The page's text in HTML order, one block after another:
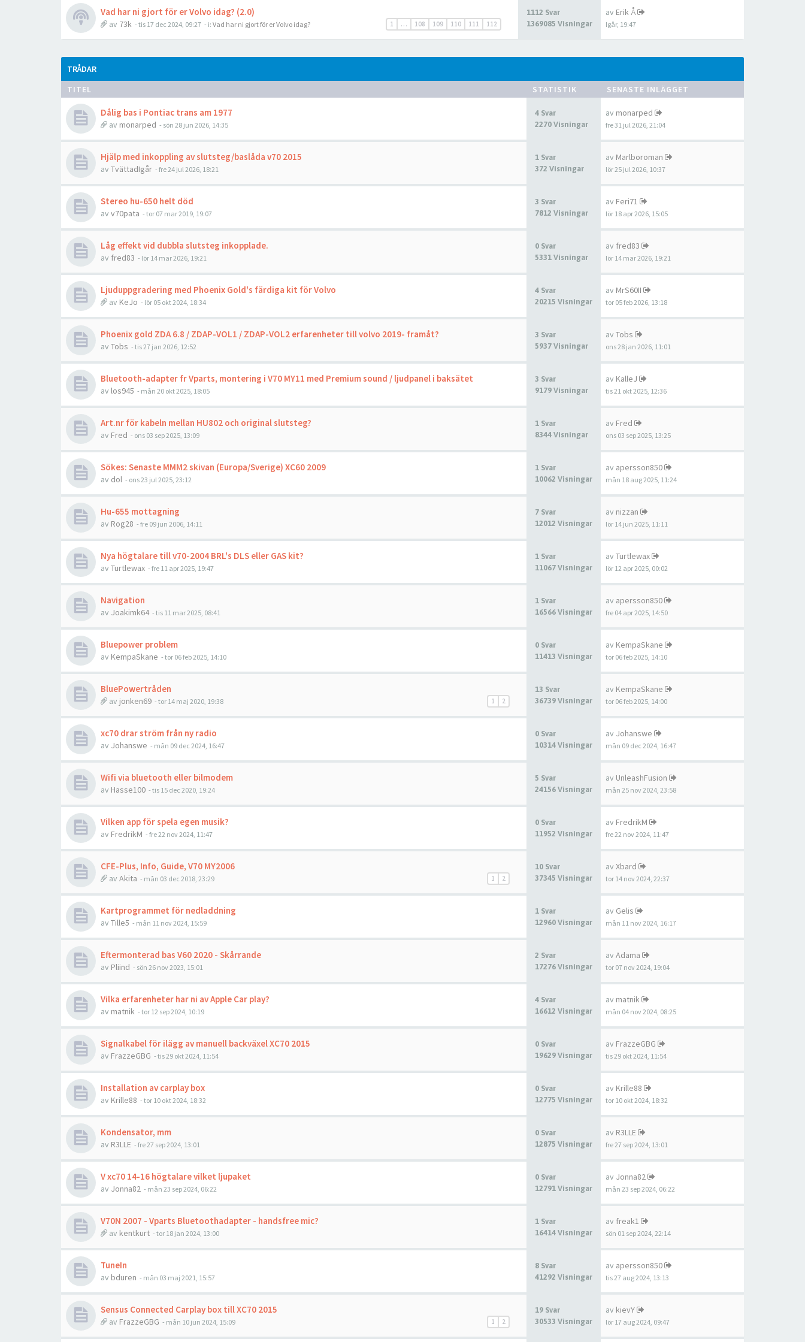
Vad har ni gjort för er Volvo idag? (2.0)
1 … 108 109 110 111 112
av 73k - tis 17 dec 2024, 09:27 - i: Vad har ni gjort för er Volvo idag?
1112 Svar
1369085 Visningar
av Erik Å
Igår, 19:47
TRÅDAR
TITEL
STATISTIK SENASTE INLÄGGET
Dålig bas i Pontiac trans am 1977
av monarped - sön 28 jun 2026, 14:35
4 Svar
2270 Visningar
av monarped
fre 31 jul 2026, 21:04
Hjälp med inkoppling av slutsteg/baslåda v70 2015
av TvättadIgår - fre 24 jul 2026, 18:21
1 Svar
372 Visningar
av Marlboroman
lör 25 jul 2026, 10:37
Stereo hu-650 helt död
av v70pata - tor 07 mar 2019, 19:07
3 Svar
7812 Visningar
av Feri71
lör 18 apr 2026, 15:05
Låg effekt vid dubbla slutsteg inkopplade.
av fred83 - lör 14 mar 2026, 19:21
0 Svar
5331 Visningar
av fred83
lör 14 mar 2026, 19:21
Ljuduppgradering med Phoenix Gold's färdiga kit för Volvo
av KeJo - lör 05 okt 2024, 18:34
4 Svar
20215 Visningar
av MrS60II
tor 05 feb 2026, 13:18
Phoenix gold ZDA 6.8 / ZDAP-VOL1 / ZDAP-VOL2 erfarenheter till volvo 2019- framåt?
av Tobs - tis 27 jan 2026, 12:52
3 Svar
5937 Visningar
av Tobs
ons 28 jan 2026, 11:01
Bluetooth-adapter fr Vparts, montering i V70 MY11 med Premium sound / ljudpanel i baksätet
av los945 - mån 20 okt 2025, 18:05
3 Svar
9179 Visningar
av KalleJ
tis 21 okt 2025, 12:36
Art.nr för kabeln mellan HU802 och original slutsteg?
av Fred - ons 03 sep 2025, 13:09
1 Svar
8344 Visningar
av Fred
ons 03 sep 2025, 13:25
Sökes: Senaste MMM2 skivan (Europa/Sverige) XC60 2009
av dol - ons 23 jul 2025, 23:12
1 Svar
10062 Visningar
av apersson850
mån 18 aug 2025, 11:24
Hu-655 mottagning
av Rog28 - fre 09 jun 2006, 14:11
7 Svar
12012 Visningar
av nizzan
lör 14 jun 2025, 11:11
Nya högtalare till v70-2004 BRL's DLS eller GAS kit?
av Turtlewax - fre 11 apr 2025, 19:47
1 Svar
11067 Visningar
av Turtlewax
lör 12 apr 2025, 00:02
Navigation
av Joakimk64 - tis 11 mar 2025, 08:41
1 Svar
16566 Visningar
av apersson850
fre 04 apr 2025, 14:50
Bluepower problem
av KempaSkane - tor 06 feb 2025, 14:10
0 Svar
11413 Visningar
av KempaSkane
tor 06 feb 2025, 14:10
BluePowertråden
1 2
av jonken69 - tor 14 maj 2020, 19:38
13 Svar
36739 Visningar
av KempaSkane
tor 06 feb 2025, 14:00
xc70 drar ström från ny radio
av Johanswe - mån 09 dec 2024, 16:47
0 Svar
10314 Visningar
av Johanswe
mån 09 dec 2024, 16:47
Wifi via bluetooth eller bilmodem
av Hasse100 - tis 15 dec 2020, 19:24
5 Svar
24156 Visningar
av UnleashFusion
mån 25 nov 2024, 23:58
Vilken app för spela egen musik?
av FredrikM - fre 22 nov 2024, 11:47
0 Svar
11952 Visningar
av FredrikM
fre 22 nov 2024, 11:47
CFE-Plus, Info, Guide, V70 MY2006
1 2
av Akita - mån 03 dec 2018, 23:29
10 Svar
37345 Visningar
av Xbard
tor 14 nov 2024, 22:37
Kartprogrammet för nedladdning
av Tille5 - mån 11 nov 2024, 15:59
1 Svar
12960 Visningar
av Gelis
mån 11 nov 2024, 16:17
Eftermonterad bas V60 2020 - Skårrande
av Pliind - sön 26 nov 2023, 15:01
2 Svar
17276 Visningar
av Adama
tor 07 nov 2024, 19:04
Vilka erfarenheter har ni av Apple Car play?
av matnik - tor 12 sep 2024, 10:19
4 Svar
16612 Visningar
av matnik
mån 04 nov 2024, 08:25
Signalkabel för ilägg av manuell backväxel XC70 2015
av FrazzeGBG - tis 29 okt 2024, 11:54
0 Svar
19629 Visningar
av FrazzeGBG
tis 29 okt 2024, 11:54
Installation av carplay box
av Krille88 - tor 10 okt 2024, 18:32
0 Svar
12775 Visningar
av Krille88
tor 10 okt 2024, 18:32
Kondensator, mm
av R3LLE - fre 27 sep 2024, 13:01
0 Svar
12875 Visningar
av R3LLE
fre 27 sep 2024, 13:01
V xc70 14-16 högtalare vilket ljupaket
av Jonna82 - mån 23 sep 2024, 06:22
0 Svar
12791 Visningar
av Jonna82
mån 23 sep 2024, 06:22
V70N 2007 - Vparts Bluetoothadapter - handsfree mic?
av kentkurt - tor 18 jan 2024, 13:00
1 Svar
16414 Visningar
av freak1
sön 01 sep 2024, 22:14
TuneIn
av bduren - mån 03 maj 2021, 15:57
8 Svar
41292 Visningar
av apersson850
tis 27 aug 2024, 13:13
Sensus Connected Carplay box till XC70 2015
1 2
av FrazzeGBG - mån 10 jun 2024, 15:09
19 Svar
30533 Visningar
av kievY
lör 17 aug 2024, 09:47